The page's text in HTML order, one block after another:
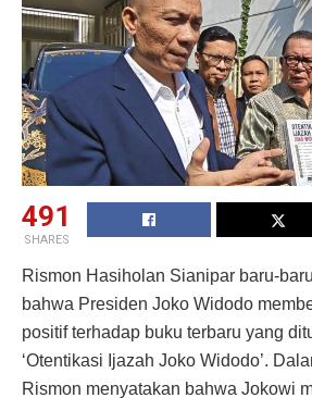
491
SHARES
Rismon Hasiholan Sianipar baru-
bahwa Presiden Joko Widodo
positif terhadap buku terbaru yang
‘Otentikasi Ijazah Joko Widodo’.
Rismon menyatakan bahwa Jokowi